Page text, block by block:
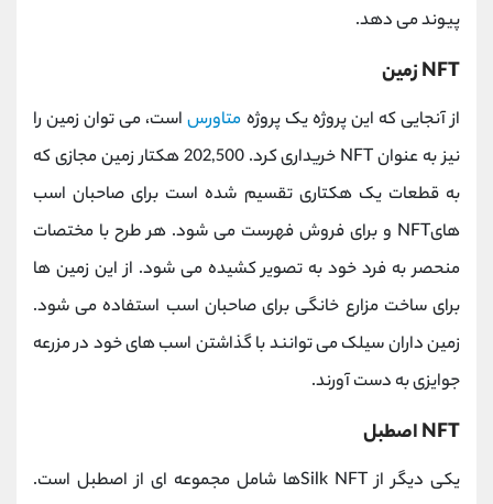
پیوند می دهد.
NFT زمین
از آنجایی که این پروژه یک پروژه متاورساست، می توان زمین را
نیز به عنوان NFT خریداری کرد. 202,500 هکتار زمین مجازی که
به قطعات یک هکتاری تقسیم شده است برای صاحبان اسب
هایNFT و برای فروش فهرست می شود. هر طرح با مختصات
منحصر به فرد خود به تصویر کشیده می شود. از این زمین ها
برای ساخت مزارع خانگی برای صاحبان اسب استفاده می شود.
زمین داران سیلک می توانند با گذاشتن اسب های خود در مزرعه
جوایزی به دست آورند.
NFT اصطبل
یکی دیگر از Silk NFTها شامل مجموعه ای از اصطبل است.